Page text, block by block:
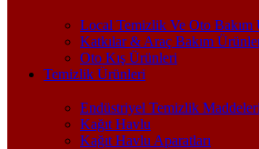
Local Temizlik Ve Oto Bakım
Katkılar & Araç Bakım
Oto Kış Ürünleri
Temizlik Ürünleri
Endüstriyel Temizlik Maddeleri
Kağıt Havlu
Kağıt Havlu Aparatları